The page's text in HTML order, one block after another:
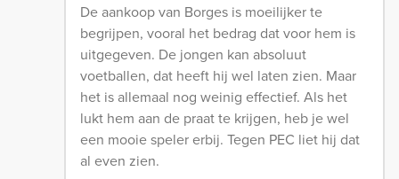
De aankoop van Borges is moeilijker te
begrijpen, vooral het bedrag dat voor hem is
uitgegeven. De jongen kan absoluut
voetballen, dat heeft hij wel laten zien. Maar
het is allemaal nog weinig effectief. Als het
lukt hem aan de praat te krijgen, heb je wel
een mooie speler erbij. Tegen PEC liet hij dat
al even zien.